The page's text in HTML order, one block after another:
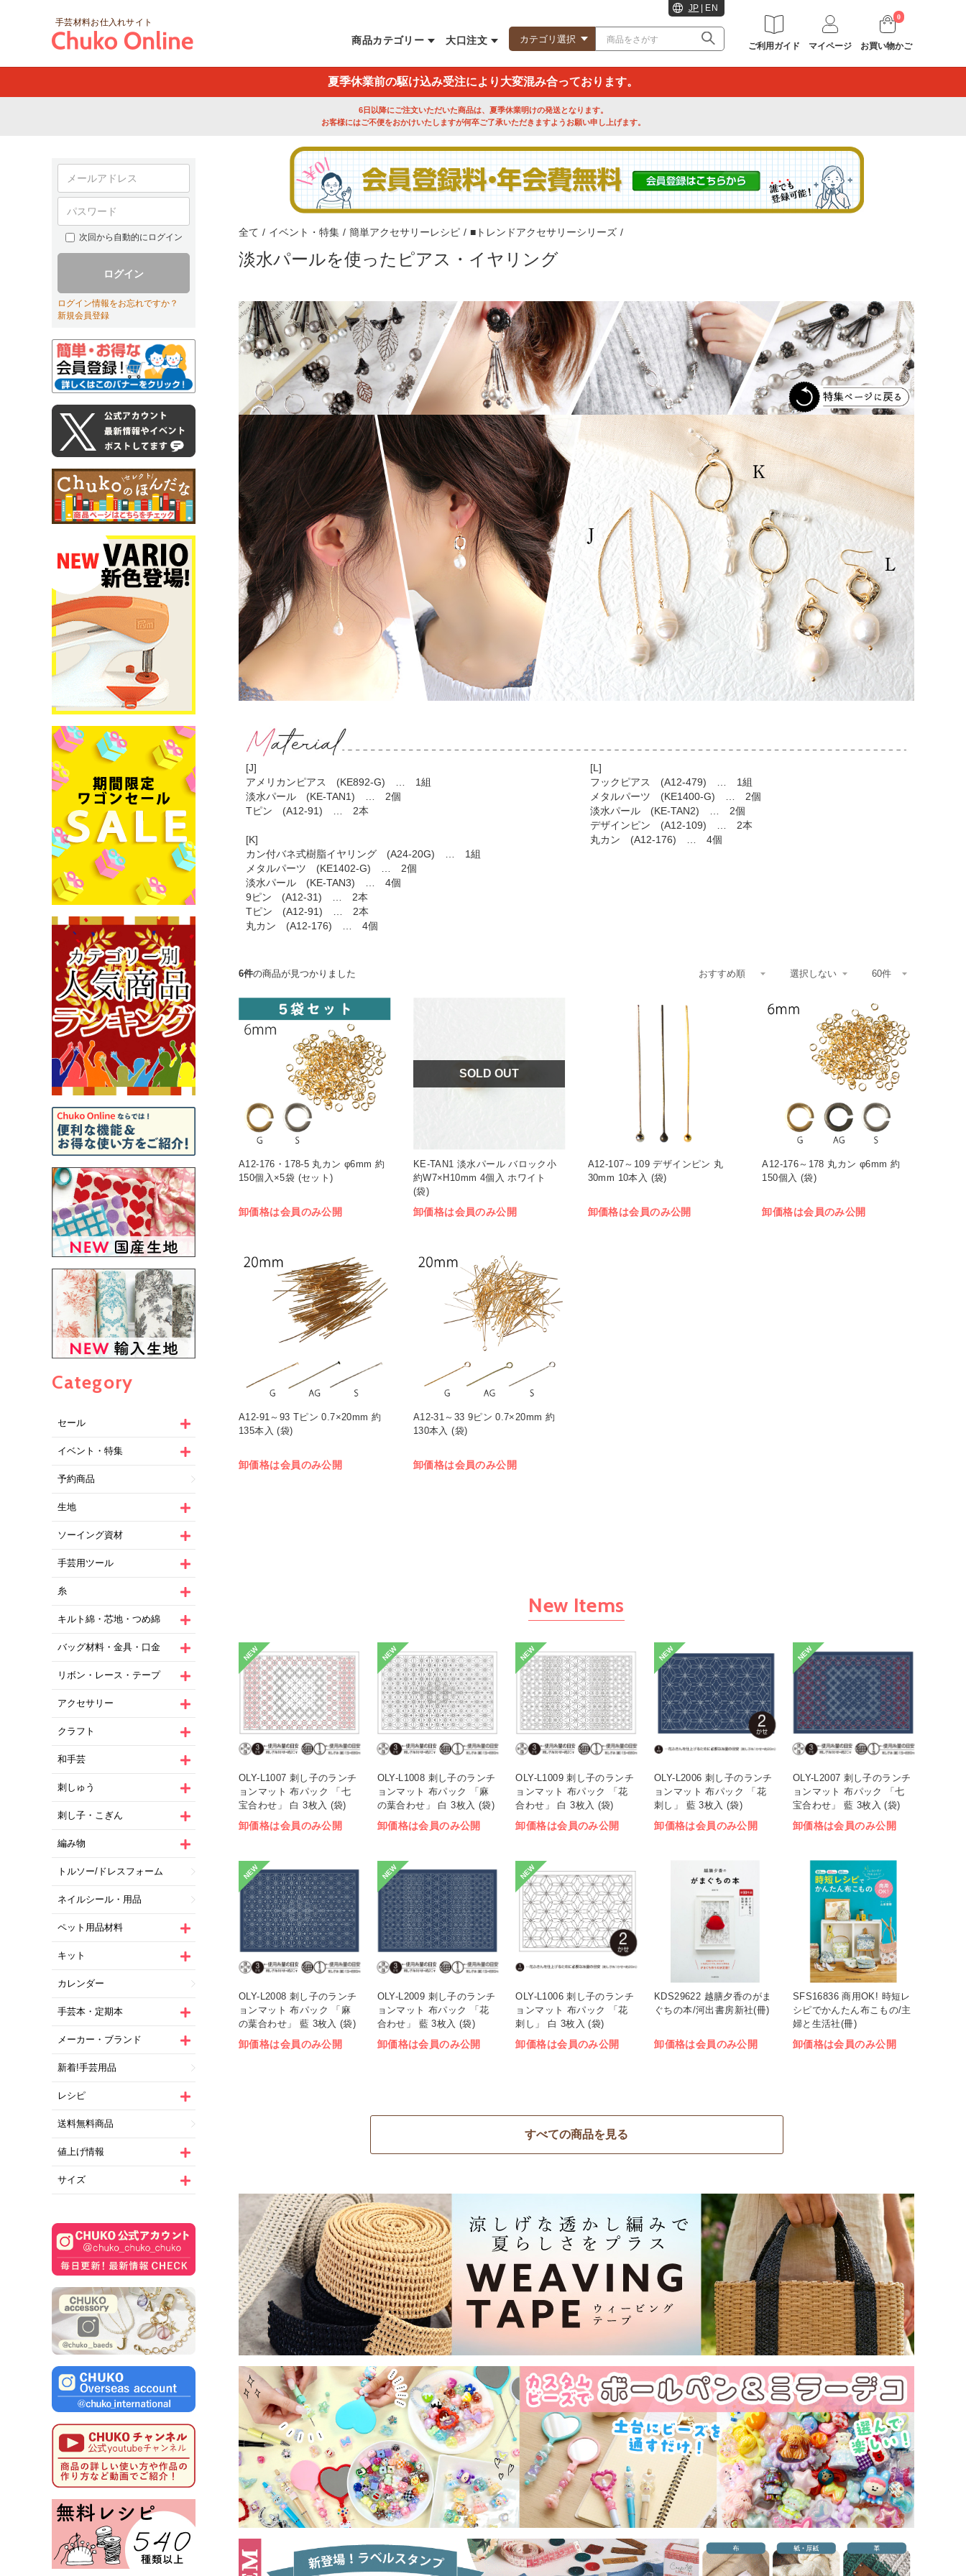
手芸材料お仕入れサイト
商品カテゴリー 大口注文
JP EN
ご利用ガイド マイページ
0
お買い物かご
夏季休業前の駆け込み受注により大変混み合っております。
6日以降にご注文いただいた商品は、夏季休業明けの発送となります。
お客様にはご不便をおかけいたしますが何卒ご了承いただきますようお願い申し上げます。
次回から自動的にログイン
ログイン
ログイン情報をお忘れですか？
新規会員登録
Category
セール
イベント・特集
予約商品
生地
ソーイング資材
手芸用ツール
糸
キルト綿・芯地・つめ綿
バッグ材料・金具・口金
リボン・レース・テープ
アクセサリー
クラフト
和手芸
刺しゅう
刺し子・こぎん
編み物
トルソー/ドレスフォーム
ネイルシール・用品
ペット用品材料
キット
カレンダー
手芸本・定期本
メーカー・ブランド
新着!手芸用品
レシピ
送料無料商品
値上げ情報
サイズ
全て / イベント・特集 / 簡単アクセサリーレシピ / ■トレンドアクセサリーシリーズ /
淡水パールを使ったピアス・イヤリング
[J]
アメリカンピアス (KE892-G) … 1組
淡水パール (KE-TAN1) … 2個
Tピン (A12-91) … 2本
[K]
カン付バネ式樹脂イヤリング (A24-20G) … 1組
メタルパーツ (KE1402-G) … 2個
淡水パール (KE-TAN3) … 4個
9ピン (A12-31) … 2本
Tピン (A12-91) … 2本
丸カン (A12-176) … 4個
[L]
フックピアス (A12-479) … 1組
メタルパーツ (KE1400-G) … 2個
淡水パール (KE-TAN2) … 2個
デザインピン (A12-109) … 2本
丸カン (A12-176) … 4個
6件の商品が見つかりました
A12-176・178-5 丸カン φ6mm 約
150個入×5袋 (セット)
卸価格は会員のみ公開
SOLD OUT
KE-TAN1 淡水パール バロック小
約W7×H10mm 4個入 ホワイト
(袋)
卸価格は会員のみ公開
A12-107～109 デザインピン 丸
30mm 10本入 (袋)
卸価格は会員のみ公開
A12-176～178 丸カン φ6mm 約
150個入 (袋)
卸価格は会員のみ公開
A12-91～93 Tピン 0.7×20mm 約
135本入 (袋)
卸価格は会員のみ公開
A12-31～33 9ピン 0.7×20mm 約
130本入 (袋)
卸価格は会員のみ公開
New Items
NEW
OLY-L1007 刺し子のランチ
ョンマット 布パック 「七
宝合わせ」 白 3枚入 (袋)
卸価格は会員のみ公開
NEW
OLY-L1008 刺し子のランチ
ョンマット 布パック 「麻
の葉合わせ」 白 3枚入 (袋)
卸価格は会員のみ公開
NEW
OLY-L1009 刺し子のランチ
ョンマット 布パック 「花
合わせ」 白 3枚入 (袋)
卸価格は会員のみ公開
NEW
OLY-L2006 刺し子のランチ
ョンマット 布パック 「花
刺し」 藍 3枚入 (袋)
卸価格は会員のみ公開
NEW
OLY-L2007 刺し子のランチ
ョンマット 布パック 「七
宝合わせ」 藍 3枚入 (袋)
卸価格は会員のみ公開
NEW
OLY-L2008 刺し子のランチ
ョンマット 布パック 「麻
の葉合わせ」 藍 3枚入 (袋)
卸価格は会員のみ公開
NEW
OLY-L2009 刺し子のランチ
ョンマット 布パック 「花
合わせ」 藍 3枚入 (袋)
卸価格は会員のみ公開
NEW
OLY-L1006 刺し子のランチ
ョンマット 布パック 「花
刺し」 白 3枚入 (袋)
卸価格は会員のみ公開
KDS29622 越膳夕香のがま
ぐちの本/河出書房新社(冊)
卸価格は会員のみ公開
SFS16836 商用OK! 時短レ
シピでかんたん布こもの/主
婦と生活社(冊)
卸価格は会員のみ公開
すべての商品を見る